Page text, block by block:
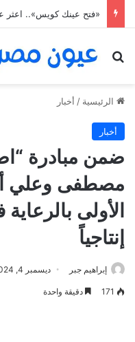
بحث عن
الرئيسية / أخبار
أخبار
ضمن مبادرة
مصطفى وعلي
إنتاجياً
إبراهيم جبر ديسمبر 4, 2024
171 دقيقة واحدة